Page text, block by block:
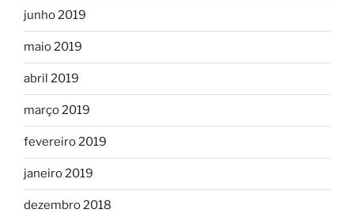
junho 2019
maio 2019
abril 2019
março 2019
fevereiro 2019
janeiro 2019
dezembro 2018